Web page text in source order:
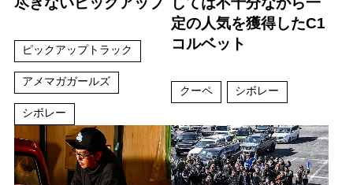
ピックアップトラック
アメマガガールズ
シボレー
定の人気を獲得したC1
コルベット
クーペ シボレー